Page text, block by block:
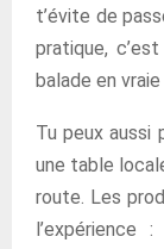
t’évite de
pratique,
balade en
Tu peux aussi
une table
route. Les
l’expérience